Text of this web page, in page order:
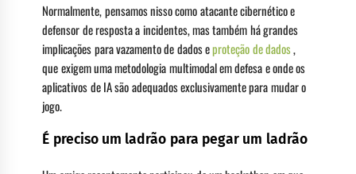
Normalmente, pensamos nisso como atacante cibernético e
defensor de resposta a incidentes, mas também há grandes
implicações para vazamento de dados eproteção de dados,
que exigem uma metodologia multimodal em defesa e onde os
aplicativos de IA são adequados exclusivamente para mudar o
jogo.
É preciso um ladrão para pegar um ladrão